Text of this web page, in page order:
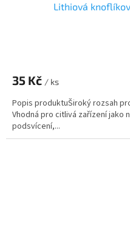
Lithiová
35 Kč / ks
Popis produktuŠiroký rozsah
Vhodná pro citlivá zařízení jako
podsvícení,...